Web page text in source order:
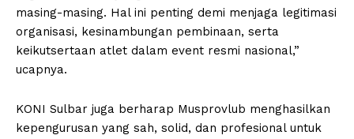
masing-masing. Hal ini penting demi menjaga legitimasi
organisasi, kesinambungan pembinaan, serta
keikutsertaan atlet dalam event resmi nasional,”
ucapnya.
KONI Sulbar juga berharap Musprovlub menghasilkan
kepengurusan yang sah, solid, dan profesional untuk